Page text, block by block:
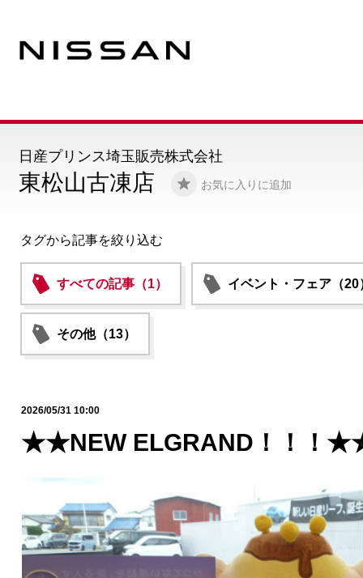
東松山古凍店 お気に入りに追加
日産プリンス埼玉販売株式会社
タグから記事を絞り込む
すべての記事（1） イベント・フェア（20
その他（13）
2026/05/31 10:00
★★NEW ELGRAND！！！